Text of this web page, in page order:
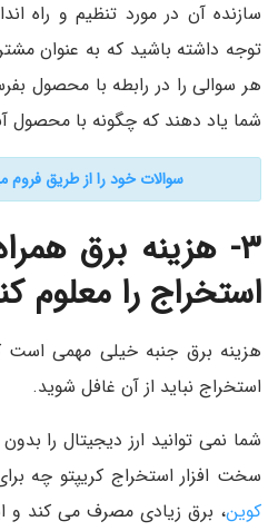
سازنده آن در مورد تنظیم و راه
توجه داشته باشید که به عنوان
هر سوالی را در رابطه با محصول
شما یاد دهند که چگونه با محصول
سوالات خود را از طریق فروم
۳- هزینه برق
استخراج را معلوم
هزینه برق جنبه خیلی مهمی است
استخراج نباید از آن غافل شوید.
شما نمی توانید ارز دیجیتال را
سخت افزار استخراج کریپتو چه
کوین، برق زیادی مصرف می کند و